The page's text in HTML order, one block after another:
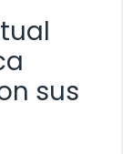
sus